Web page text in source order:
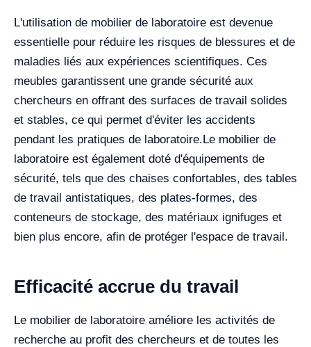
L'utilisation de mobilier de laboratoire est devenue
essentielle pour réduire les risques de blessures et de
maladies liés aux expériences scientifiques. Ces
meubles garantissent une grande sécurité aux
chercheurs en offrant des surfaces de travail solides
et stables, ce qui permet d'éviter les accidents
pendant les pratiques de laboratoire.Le mobilier de
laboratoire est également doté d'équipements de
sécurité, tels que des chaises confortables, des tables
de travail antistatiques, des plates-formes, des
conteneurs de stockage, des matériaux ignifuges et
bien plus encore, afin de protéger l'espace de travail.
Efficacité accrue du travail
Le mobilier de laboratoire améliore les activités de
recherche au profit des chercheurs et de toutes les